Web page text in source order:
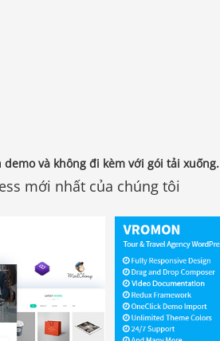
và không đi kèm với gói tải xuống.
mới nhất của chúng tôi